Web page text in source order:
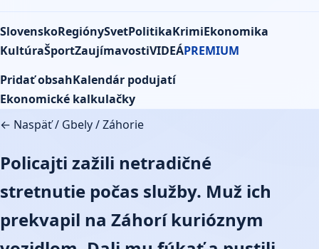
SlovenskoRegiónySvetPolitikaKrimiEkonomika
KultúraŠportZaujímavostiVIDEÁPREMIUM
Pridať obsahKalendár podujatí
Ekonomické kalkulačky
← Naspäť/ Gbely/Záhorie
Policajti zažili netradičné
stretnutie počas služby. Muž ich
prekvapil na Záhorí kurióznym